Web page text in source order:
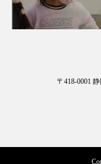
〒418-0001